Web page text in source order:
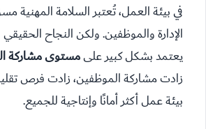
في بيئة العمل، تُعتبر السلامة المهنية
الإدارة والموظفين. ولكن النجاح
يعتمد بشكل كبير علىمستوى مشاركة
زادت مشاركة الموظفين، زادت فرص
بيئة عمل أكثر أمانًا وإنتاجية للجميع.